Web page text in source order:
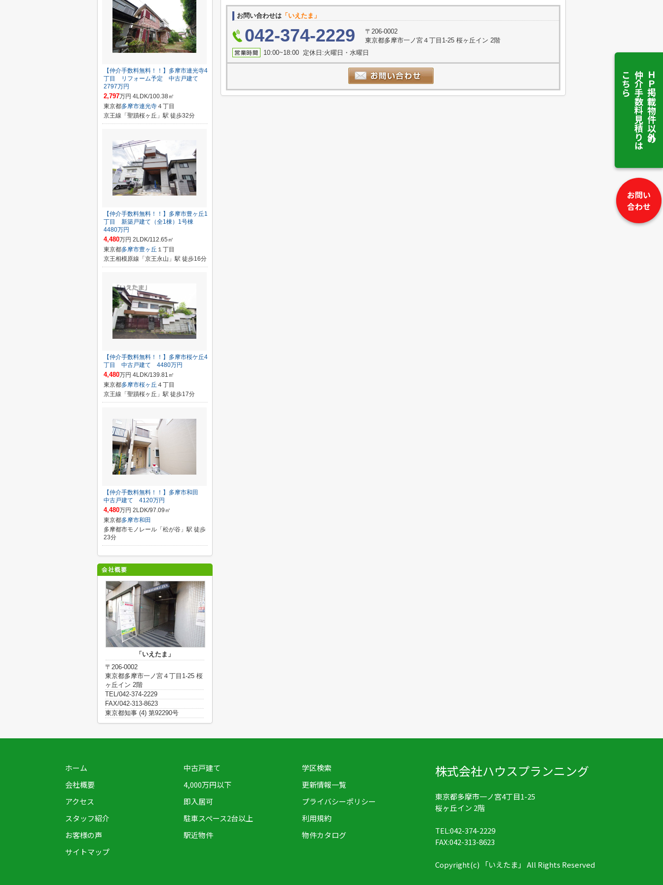
ＨＰ掲載物件以外の
仲介手数料見積りは
こちら
お問い
合わせ
お問い合わせは 「いえたま」
042-374-2229
〒206-0002
東京都多摩市一ノ宮４丁目1-25 桜ヶ丘イン 2階
10:00~18:00 定休日:火曜日・水曜日
【仲介手数料無料！！】多摩市連光寺4
丁目 リフォーム予定 中古戸建て
2797万円
2,797万円 4LDK/100.38㎡
東京都多摩市連光寺４丁目
京王線「聖蹟桜ヶ丘」駅 徒歩32分
【仲介手数料無料！！】多摩市豊ヶ丘1
丁目 新築戸建て（全1棟）1号棟
4480万円
4,480万円 2LDK/112.65㎡
東京都多摩市豊ヶ丘 １丁目
京王相模原線「京王永山」駅 徒歩16分
【仲介手数料無料！！】多摩市桜ケ丘4
丁目 中古戸建て 4480万円
4,480万円 4LDK/139.81㎡
東京都多摩市桜ヶ丘 ４丁目
京王線「聖蹟桜ヶ丘」駅 徒歩17分
【仲介手数料無料！！】多摩市和田
中古戸建て 4120万円
4,480万円 2LDK/97.09㎡
東京都多摩市和田
多摩都市モノレール「松が谷」駅 徒歩
23分
「いえたま」
〒206-0002
東京都多摩市一ノ宮４丁目1-25 桜
ヶ丘イン 2階
TEL/042-374-2229
FAX/042-313-8623
東京都知事 (4) 第92290号
ホーム
会社概要
アクセス
スタッフ紹介
お客様の声
サイトマップ
中古戸建て
4,000万円以下
即入居可
駐車スペース2台以上
駅近物件
学区検索
更新情報一覧
プライバシーポリシー
利用規約
物件カタログ
株式会社ハウスプランニング
東京都多摩市一ノ宮4丁目1-25
桜ヶ丘イン 2階
TEL:042-374-2229
FAX:042-313-8623
Copyright(c) 「いえたま」 All Rights Reserved